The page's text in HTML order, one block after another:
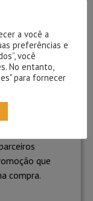
seu
nome e
afiliados
se nossos
de um dos
possamos
que
compra.
a você a
preferências e
você
No entanto,
para fornecer